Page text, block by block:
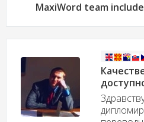
MaxiWord team